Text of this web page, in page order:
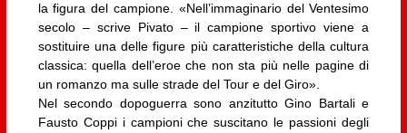
la figura del campione. «Nell’immaginario del Ventesimo
secolo – scrive Pivato – il campione sportivo viene a
sostituire una delle figure più caratteristiche della cultura
classica: quella dell’eroe che non sta più nelle pagine di
un romanzo ma sulle strade del Tour e del Giro».
Nel secondo dopoguerra sono anzitutto Gino Bartali e
Fausto Coppi i campioni che suscitano le passioni degli